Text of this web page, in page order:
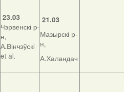
23.03
Чэрвенскі р-
н,
А.Вінчэўскі
et al.
21.03
Мазырскі р-
н,
А.Халандач